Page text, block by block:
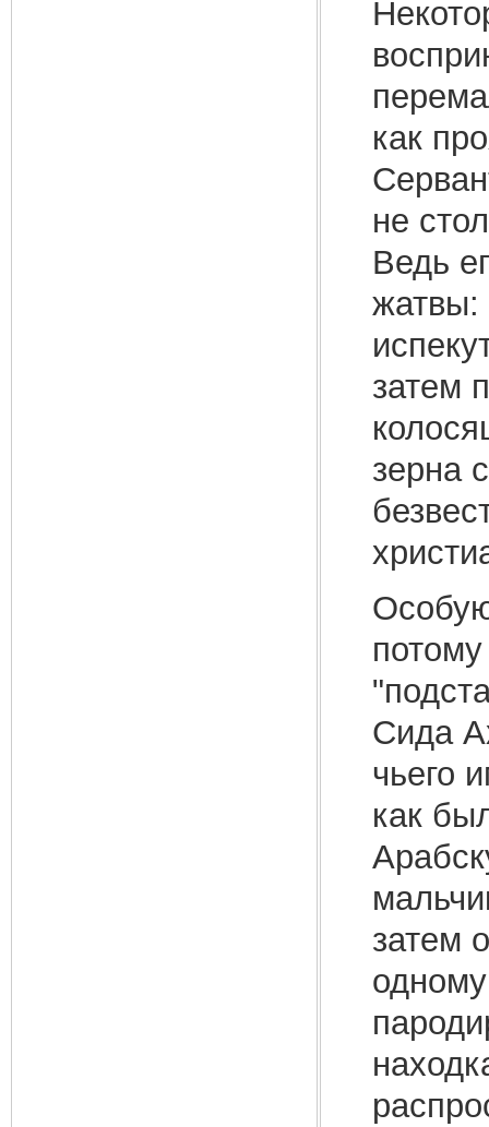
как
не
Ведь
жатвы:
затем
зерна
Сида
чьего
как
затем